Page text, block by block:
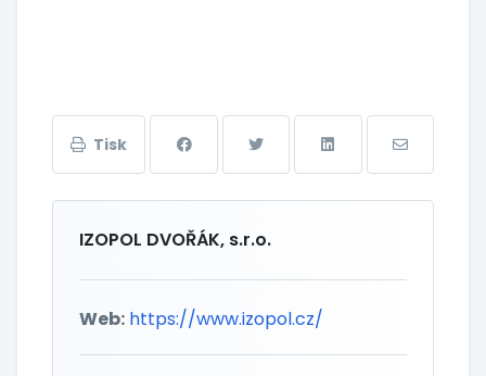
Tisk
IZOPOL DVOŘÁK, s.r.o.
Web: https://www.izopol.cz/